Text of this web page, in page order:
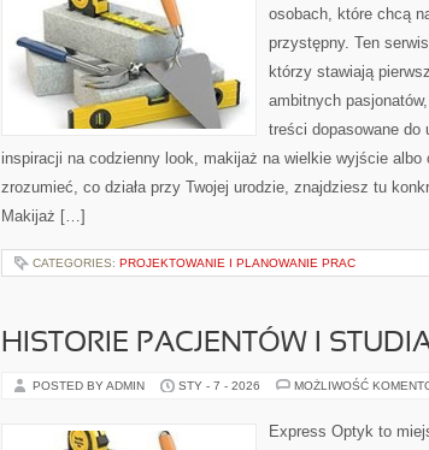
osobach, które chcą
przystępny. Ten
którzy stawiają
ambitnych
treści dopasowane
inspiracji na codzienny look, makijaż na wielkie wyjście albo
zrozumieć, co działa przy Twojej urodzie, znajdziesz tu
Makijaż […]
CATEGORIES: PROJEKTOWANIE I PLANOWANIE PRAC
HISTORIE PACJENTÓW I
POSTED BY ADMIN STY - 7 - 2026 MOŻLIWOŚĆ
Express Optyk to